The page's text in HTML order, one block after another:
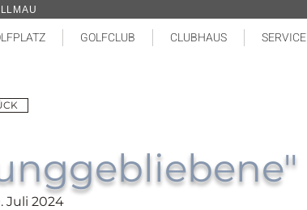
GOLFCLUB CLUBHAUS SERVICE
Juli 2024